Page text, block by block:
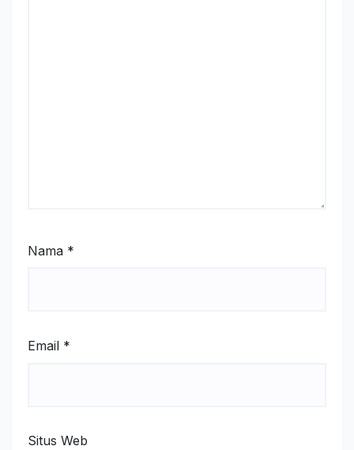
Nama *
Email *
Situs Web